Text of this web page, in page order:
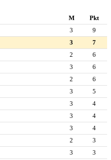
M
Pkt
3
9
3
7
2
6
3
6
2
6
3
5
3
4
3
4
3
4
2
3
3
3